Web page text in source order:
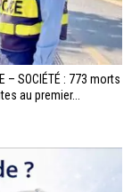
– SOCIÉTÉ : 773 morts
au premier...